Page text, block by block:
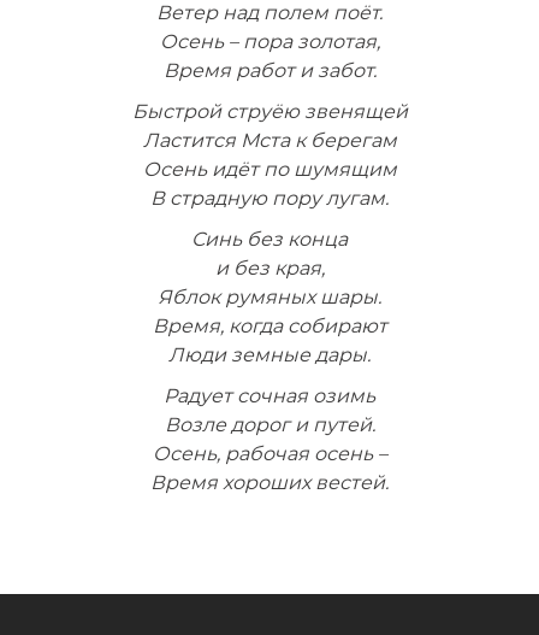
Ветер над полем поёт.
Осень – пора золотая,
Время работ и забот.
Быстрой струёю звенящей
Ластится Мста к берегам
Осень идёт по шумящим
В страдную пору лугам.
Синь без конца
и без края,
Яблок румяных шары.
Время, когда собирают
Люди земные дары.
Радует сочная озимь
Возле дорог и путей.
Осень, рабочая осень –
Время хороших вестей.